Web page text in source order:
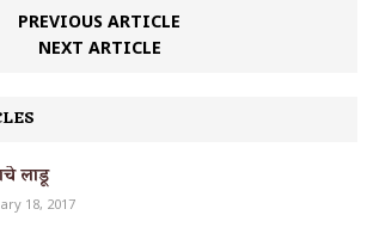
PREVIOUS ARTICLE
NEXT ARTICLE
लाडू
18, 2017